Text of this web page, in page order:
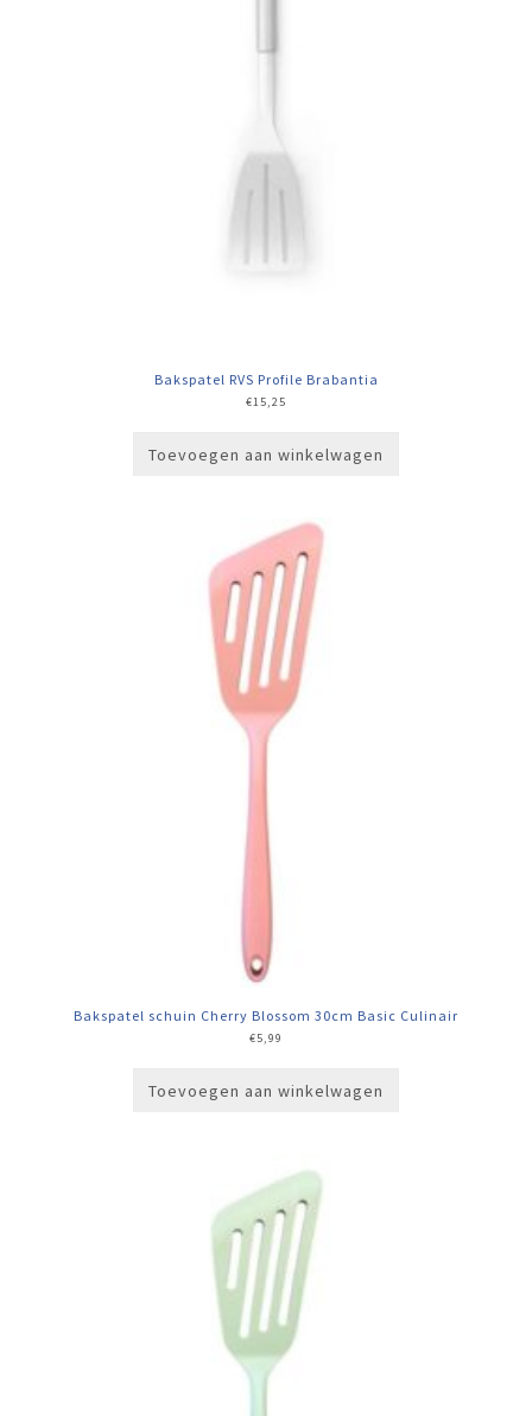
Bakspatel RVS Profile Brabantia
€15,25
Toevoegen aan winkelwagen
Bakspatel schuin Cherry Blossom 30cm Basic Culinair
€5,99
Toevoegen aan winkelwagen